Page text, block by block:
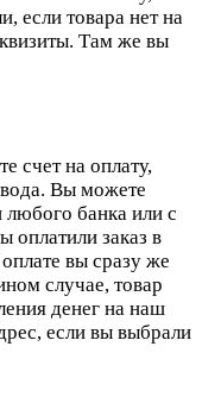
если товара нет на
Там же вы
счет на оплату,
Вы можете
любого банка или с
оплатили заказ в
вы сразу же
случае, товар
денег на наш
если вы выбрали